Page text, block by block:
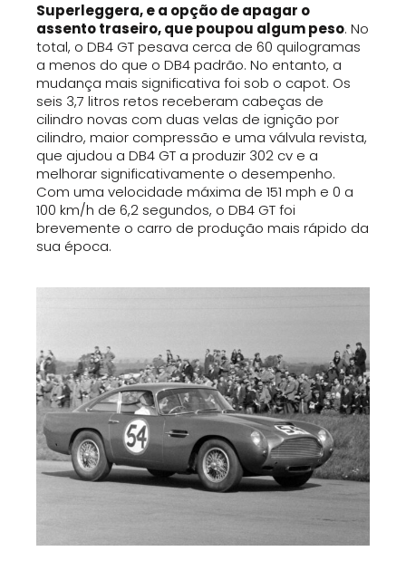
Superleggera, e a opção de apagar o
assento traseiro, que poupou algum peso. No
total, o DB4 GT pesava cerca de 60 quilogramas
a menos do que o DB4 padrão. No entanto, a
mudança mais significativa foi sob o capot. Os
seis 3,7 litros retos receberam cabeças de
cilindro novas com duas velas de ignição por
cilindro, maior compressão e uma válvula revista,
que ajudou a DB4 GT a produzir 302 cv e a
melhorar significativamente o desempenho.
Com uma velocidade máxima de 151 mph e 0 a
100 km/h de 6,2 segundos, o DB4 GT foi
brevemente o carro de produção mais rápido da
sua época.